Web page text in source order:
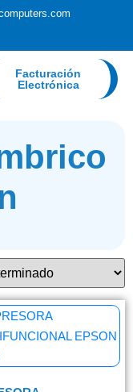
Facturación
Electrónica